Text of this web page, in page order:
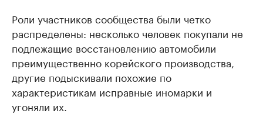
Роли участников сообщества были четко
распределены: несколько человек покупали не
подлежащие восстановлению автомобили
преимущественно корейского производства,
другие подыскивали похожие по
характеристикам исправные иномарки и
угоняли их.